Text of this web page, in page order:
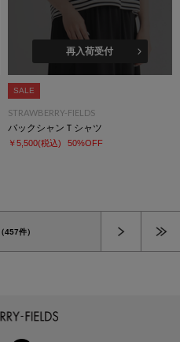
再入荷受付
SALE
STRAWBERRY-FIELDS
バックシャンＴシャツ
￥5,500(税込) 50%OFF
（457件）